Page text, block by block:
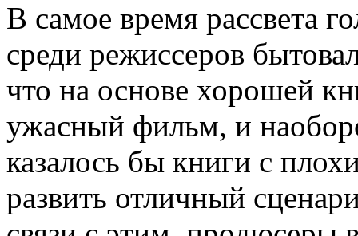
В самое время рассвета
среди режиссеров
что на основе хорошей
ужасный фильм, и
казалось бы книги с
развить отличный